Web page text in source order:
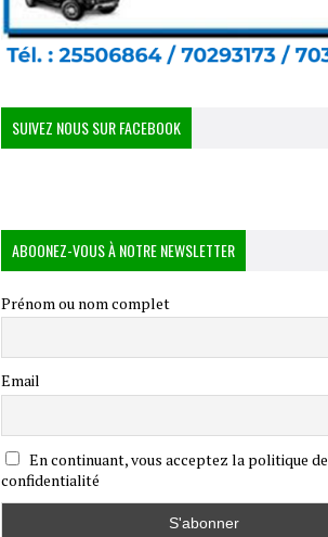
SUIVEZ NOUS SUR FACEBOOK
ABOONEZ-VOUS À NOTRE NEWSLETTER
Prénom ou nom complet
Email
En continuant, vous acceptez la politique de
confidentialité